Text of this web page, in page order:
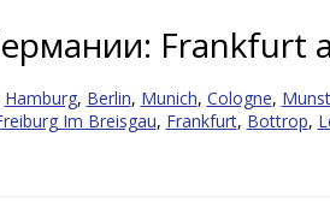
Frankfurt
Hamburg, Berlin, Munich, Cologne,
Im Breisgau, Frankfurt, Bottrop,